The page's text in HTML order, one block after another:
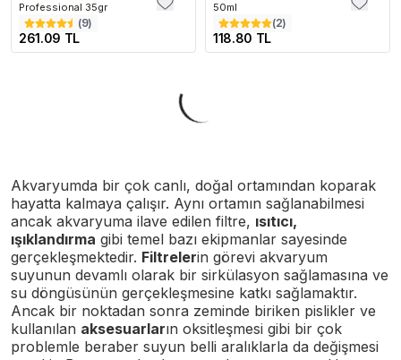
Professional 35gr
(9)
261.09 TL
50ml
(2)
118.80 TL
Akvaryumda bir çok canlı, doğal ortamından koparak
hayatta kalmaya çalışır. Aynı ortamın sağlanabilmesi
ancak akvaryuma ilave edilen filtre, ısıtıcı,
ışıklandırma gibi temel bazı ekipmanlar sayesinde
gerçekleşmektedir. Filtrelerin görevi akvaryum
suyunun devamlı olarak bir sirkülasyon sağlamasına ve
su döngüsünün gerçekleşmesine katkı sağlamaktır.
Ancak bir noktadan sonra zeminde biriken pislikler ve
kullanılan aksesuarların oksitleşmesi gibi bir çok
problemle beraber suyun belli aralıklarla da değişmesi